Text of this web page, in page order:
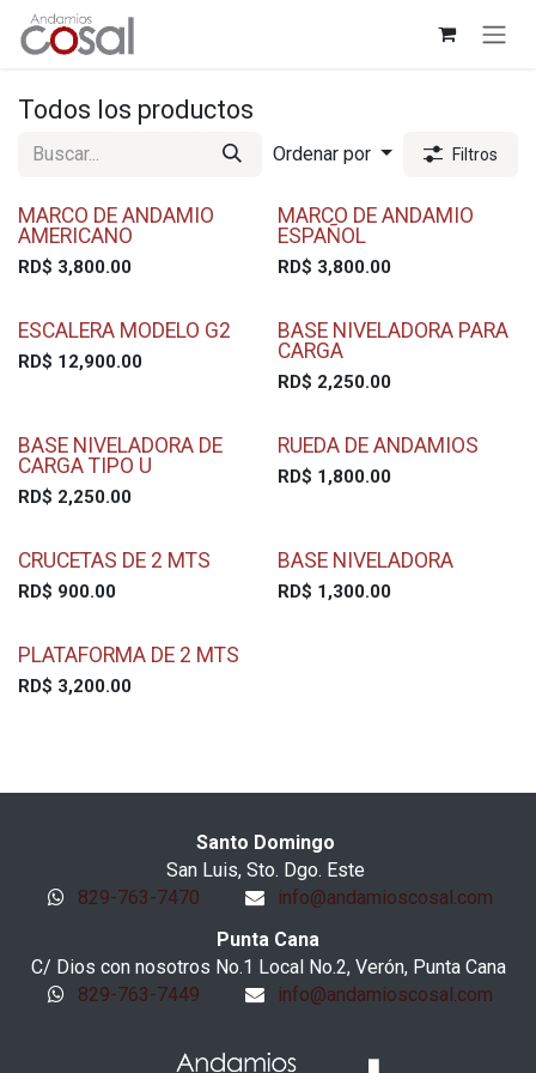
Ir al contenido
Todos los productos
Ordenar por Filtros
MARCO DE ANDAMIO
AMERICANO
RD$ 3,800.00
MARCO DE ANDAMIO
ESPAÑOL
RD$ 3,800.00
ESCALERA MODELO G2
RD$ 12,900.00
BASE NIVELADORA PARA
CARGA
RD$ 2,250.00
BASE NIVELADORA DE
CARGA TIPO U
RD$ 2,250.00
RUEDA DE ANDAMIOS
RD$ 1,800.00
CRUCETAS DE 2 MTS
RD$ 900.00
BASE NIVELADORA
RD$ 1,300.00
PLATAFORMA DE 2 MTS
RD$ 3,200.00
Santo Domingo
San Luis, Sto. Dgo. Este
829-763-7470
info@andamioscosal.com
Punta Cana
C/ Dios con nosotros No.1 Local No.2, Verón, Punta Cana
829-763-7449
info@andamioscosal.com